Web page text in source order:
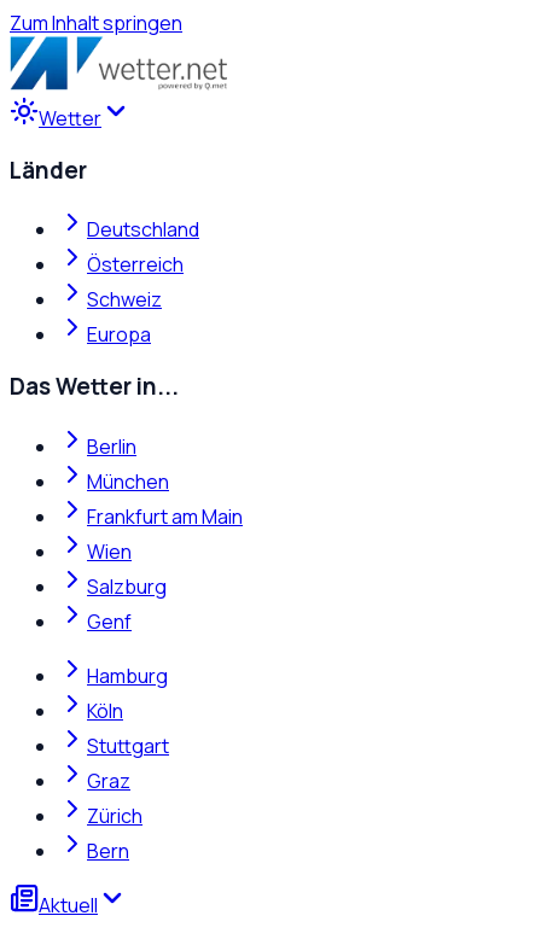
Zum Inhalt springen
Wetter
Länder
Deutschland
Österreich
Schweiz
Europa
Das Wetter in...
Berlin
München
Frankfurt am Main
Wien
Salzburg
Genf
Hamburg
Köln
Stuttgart
Graz
Zürich
Bern
Aktuell